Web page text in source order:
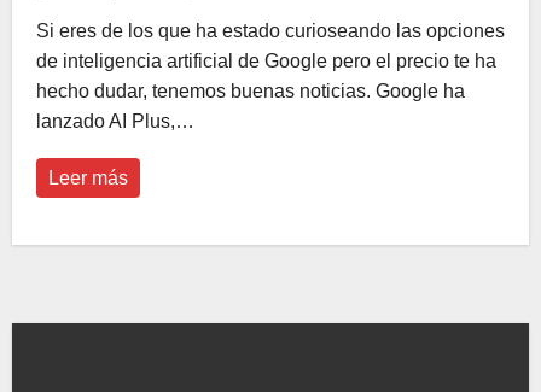
Si eres de los que ha estado curioseando las opciones
de inteligencia artificial de Google pero el precio te ha
hecho dudar, tenemos buenas noticias. Google ha
lanzado AI Plus,…
Leer más